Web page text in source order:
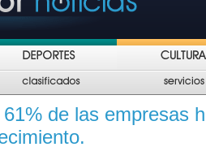
61% de las empresas